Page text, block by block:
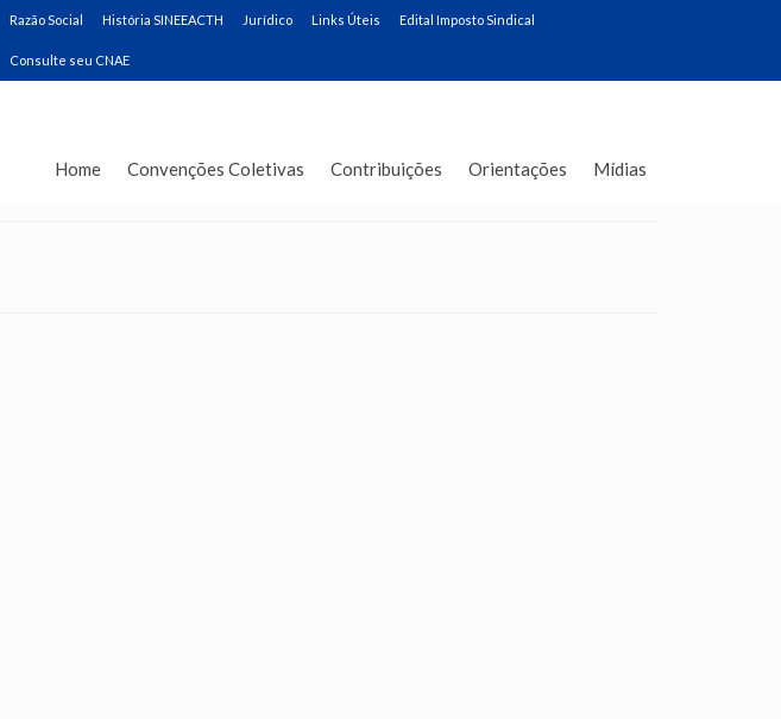
Razão Social História SINEEACTH Jurídico Links Úteis Edital Imposto Sindical
Consulte seu CNAE
Home Convenções Coletivas Contribuições Orientações Mídias